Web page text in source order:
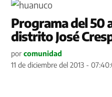
Programa del 50
distrito José
por comunidad
11 de diciembre del 2013 -